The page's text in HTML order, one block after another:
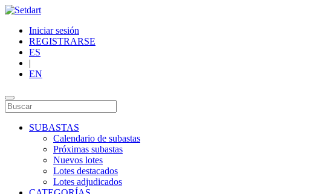
Iniciar sesión
REGISTRARSE
ES
|
EN
SUBASTAS
Calendario de subastas
Próximas subastas
Nuevos lotes
Lotes destacados
Lotes adjudicados